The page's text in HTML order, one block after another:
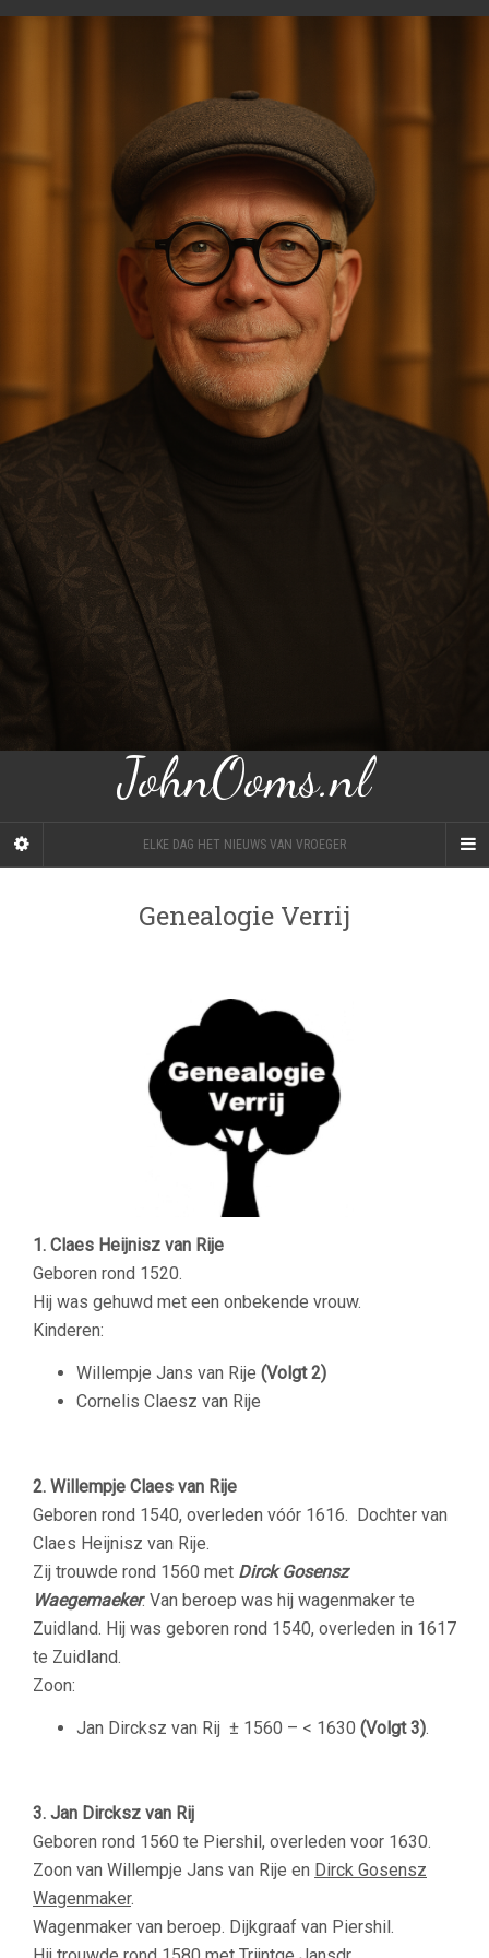
JohnOoms.nl
ELKE DAG HET NIEUWS VAN VROEGER
Genealogie Verrij
1. Claes Heijnisz van Rije
Geboren rond 1520.
Hij was gehuwd met een onbekende vrouw.
Kinderen:
Willempje Jans van Rije (Volgt 2)
Cornelis Claesz van Rije
2. Willempje Claes van Rije
Geboren rond 1540, overleden vóór 1616. Dochter van
Claes Heijnisz van Rije.
Zij trouwde rond 1560 met Dirck Gosensz
Waegemaeker. Van beroep was hij wagenmaker te
Zuidland. Hij was geboren rond 1540, overleden in 1617
te Zuidland.
Zoon:
Jan Dircksz van Rij ± 1560 – < 1630 (Volgt 3).
3. Jan Dircksz van Rij
Geboren rond 1560 te Piershil, overleden voor 1630.
Zoon van Willempje Jans van Rije en Dirck Gosensz
Wagenmaker.
Wagenmaker van beroep. Dijkgraaf van Piershil.